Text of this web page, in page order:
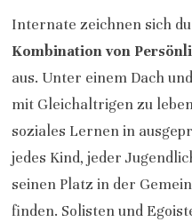
Internate zeichnen sich
Kombination von
aus. Unter einem Dach
mit Gleichaltrigen zu
soziales Lernen in
jedes Kind, jeder
seinen Platz in der
finden. Solisten und